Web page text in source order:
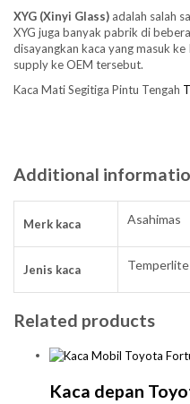
XYG (Xinyi Glass) adalah salah
XYG juga banyak pabrik di
disayangkan kaca yang masuk
supply ke OEM tersebut.
Kaca Mati Segitiga Pintu Tengah
Additional
Merk kaca Asahimas
Jenis kaca
Related products
Kaca depan